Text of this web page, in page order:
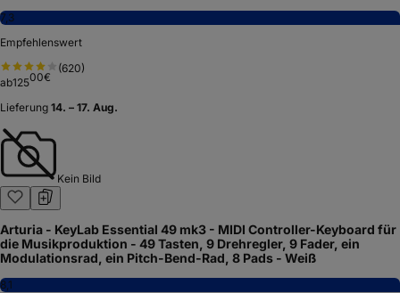
7,3
Empfehlenswert
(620)
ab12500€
Lieferung 14. – 17. Aug.
Kein Bild
Arturia - KeyLab Essential 49 mk3 - MIDI Controller-Keyboard für
die Musikproduktion - 49 Tasten, 9 Drehregler, 9 Fader, ein
Modulationsrad, ein Pitch-Bend-Rad, 8 Pads - Weiß
8,1